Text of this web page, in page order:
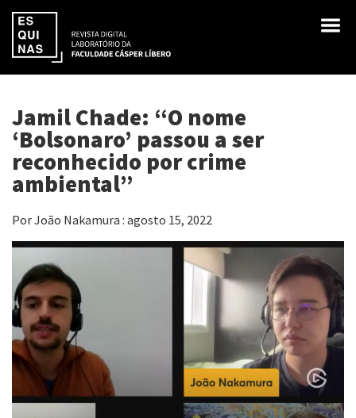
Jamil Chade: “O nome
‘Bolsonaro’ passou a ser
reconhecido por crime
ambiental”
Por João Nakamura : agosto 15, 2022